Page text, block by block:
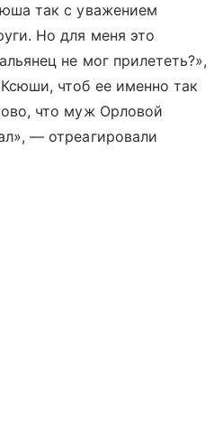
так с уважением
Но для меня это
не мог прилететь?»,
чтоб ее именно так
что муж Орловой
— отреагировали